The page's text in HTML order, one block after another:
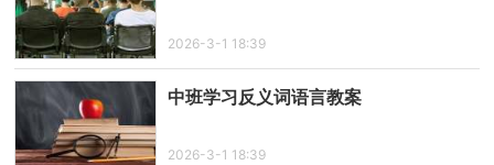
2026-3-1 18:39
中班学习反义词语言教案
2026-3-1 18:39